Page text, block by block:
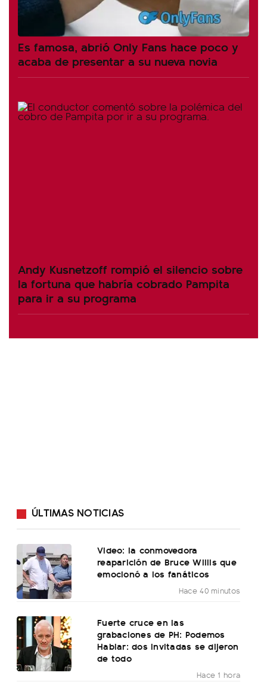
Es famosa, abrió Only Fans hace poco y
acaba de presentar a su nueva novia
Andy Kusnetzoff rompió el silencio sobre
la fortuna que habría cobrado Pampita
para ir a su programa
ÚLTIMAS NOTICIAS
Video: la conmovedora
reaparición de Bruce Willis que
emocionó a los fanáticos
Hace 40 minutos
Fuerte cruce en las
grabaciones de PH: Podemos
Hablar: dos invitadas se dijeron
de todo
Hace 1 hora